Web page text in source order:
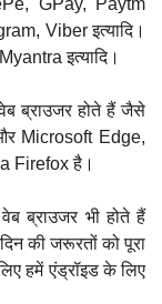
GPay, Paytm
Viber इत्यादि।
इत्यादि।
ब्राउजर होते हैं जैसे
Microsoft Edge,
Firefox है।
ब्राउजर भी होते हैं
की जरूरतों को पूरा
हमें एंड्रॉइड के लिए